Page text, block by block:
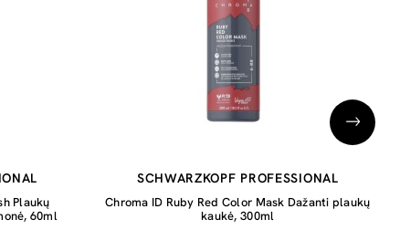
Plaukų
60ml
SCHWARZKOPF PROFESSIONAL
Chroma ID Ruby Red Color Mask Dažanti plaukų
kaukė, 300ml